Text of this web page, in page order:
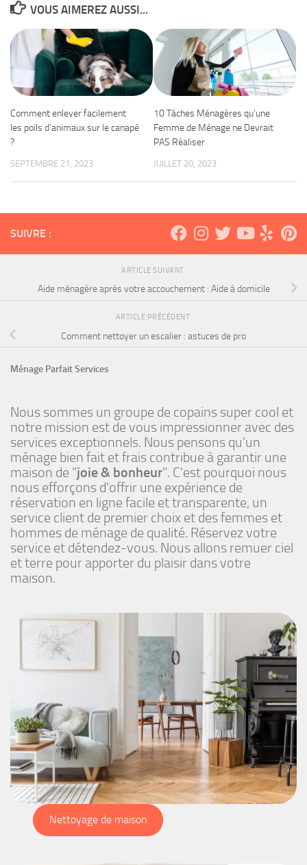
VOUS AIMEREZ AUSSI...
Comment enlever facilement
les poils d’animaux sur le canapé
?
SEPTEMBRE 21, 2023
10 Tâches Ménagères qu’une
Femme de Ménage ne Devrait
PAS Réaliser
JUILLET 20, 2023
SUIVRE :
ARTICLE SUIVANT
Aide ménagère après votre accouchement : Aide à domicile
ARTICLE PRÉCÉDENT
Comment nettoyer un escalier : astuces de pro
Ménage Parfait Services
Nous sommes un groupe de copains super cool et
notre mission est de vous impressionner avec des
services exceptionnels. Nous pensons qu'un
ménage bien fait et frais contribue à garantir une
maison de "joie & bonheur". C'est pourquoi nous
nous efforçons d'offrir une expérience de
réservation en ligne facile et transparente, un
service client de premier choix et des femmes et
hommes de ménage de qualité. Réservez votre
service et détendez-vous. Nous allons remuer ciel
et terre pour apporter du plaisir dans votre
maison.
Nettoyage de maison